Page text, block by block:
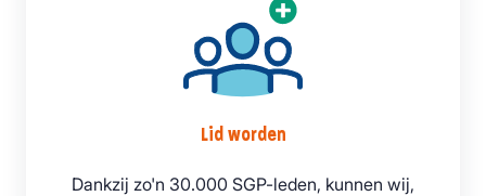
Lid worden
Dankzij zo'n 30.000 SGP-leden, kunnen wij,